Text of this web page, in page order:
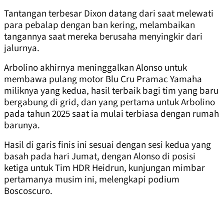
Tantangan terbesar Dixon datang dari saat melewati
para pebalap dengan ban kering, melambaikan
tangannya saat mereka berusaha menyingkir dari
jalurnya.
Arbolino akhirnya meninggalkan Alonso untuk
membawa pulang motor Blu Cru Pramac Yamaha
miliknya yang kedua, hasil terbaik bagi tim yang baru
bergabung di grid, dan yang pertama untuk Arbolino
pada tahun 2025 saat ia mulai terbiasa dengan rumah
barunya.
Hasil di garis finis ini sesuai dengan sesi kedua yang
basah pada hari Jumat, dengan Alonso di posisi
ketiga untuk Tim HDR Heidrun, kunjungan mimbar
pertamanya musim ini, melengkapi podium
Boscoscuro.